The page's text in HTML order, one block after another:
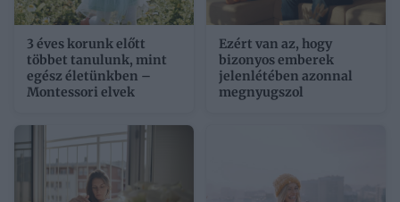
3 éves korunk előtt
többet tanulunk, mint
egész életünkben –
Montessori elvek
Ezért van az, hogy
bizonyos emberek
jelenlétében azonnal
megnyugszol